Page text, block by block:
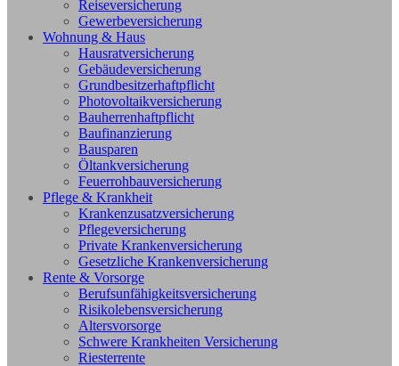
Reiseversicherung
Gewerbeversicherung
Wohnung & Haus
Hausratversicherung
Gebäudeversicherung
Grundbesitzerhaftpflicht
Photovoltaikversicherung
Bauherrenhaftpflicht
Baufinanzierung
Bausparen
Öltankversicherung
Feuerrohbauversicherung
Pflege & Krankheit
Krankenzusatzversicherung
Pflegeversicherung
Private Krankenversicherung
Gesetzliche Krankenversicherung
Rente & Vorsorge
Berufs­unfähigkeitsversicherung
Risikolebensversicherung
Altersvorsorge
Schwere Krankheiten Versicherung
Riesterrente